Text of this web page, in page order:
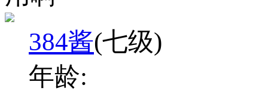
384酱(七级)
年龄: